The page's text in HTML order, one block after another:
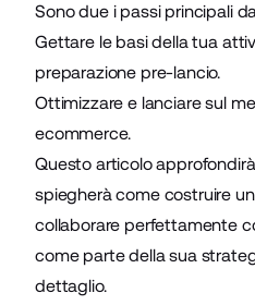
Sono due i passi principali
Gettare le basi della tua
preparazione pre-lancio.
Ottimizzare e lanciare sul
ecommerce.
Questo articolo
spiegherà come costruire
collaborare perfettamente
come parte della sua
dettaglio.